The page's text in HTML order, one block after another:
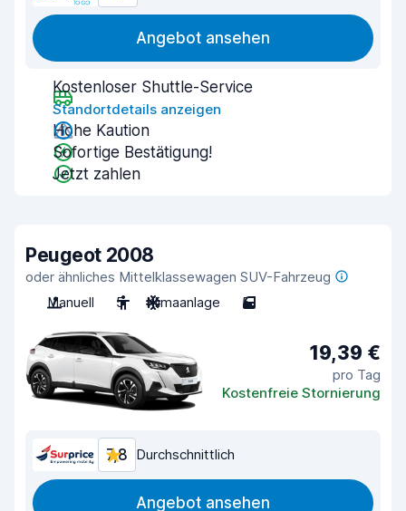
Angebot ansehen
Kostenloser Shuttle-Service
Standortdetails anzeigen
Hohe Kaution
Sofortige Bestätigung!
Jetzt zahlen
Peugeot 2008
oder ähnliches Mittelklassewagen SUV-Fahrzeug
Manuell
5 Klimaanlage 5
19,39 €
pro Tag
Kostenfreie Stornierung
7,8 Durchschnittlich
Angebot ansehen